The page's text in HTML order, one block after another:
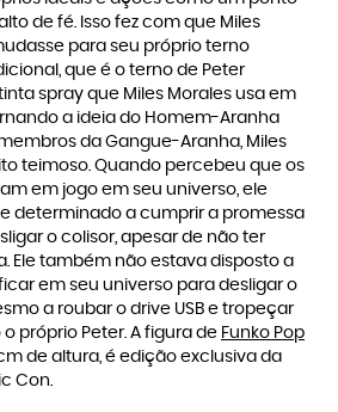
de fé. Isso fez com que Miles
para seu próprio terno
que é o terno de Peter
spray que Miles Morales usa em
a ideia do Homem-Aranha
da Gangue-Aranha, Miles
teimoso. Quando percebeu que os
em jogo em seu universo, ele
determinado a cumprir a promessa
o colisor, apesar de não ter
Ele também não estava disposto a
em seu universo para desligar o
a roubar o drive USB e tropeçar
próprio Peter. A figura de Funko Pop
de altura, é edição exclusiva da
Con.